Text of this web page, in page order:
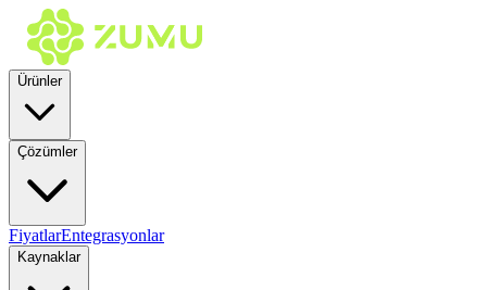
Ürünler
Çözümler
FiyatlarEntegrasyonlar
Kaynaklar